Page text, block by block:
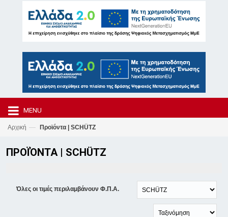
MENU
Αρχική — Προϊόντα | SCHÜTZ
ΠΡΟΪΌΝΤΑ | SCHÜTZ
Όλες οι τιμές περιλαμβάνουν Φ.Π.Α.